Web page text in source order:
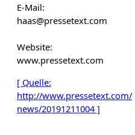
E-Mail:
haas@pressetext.com
Website:
www.pressetext.com
[ Quelle:
http://www.pressetext.com/
news/20191211004 ]